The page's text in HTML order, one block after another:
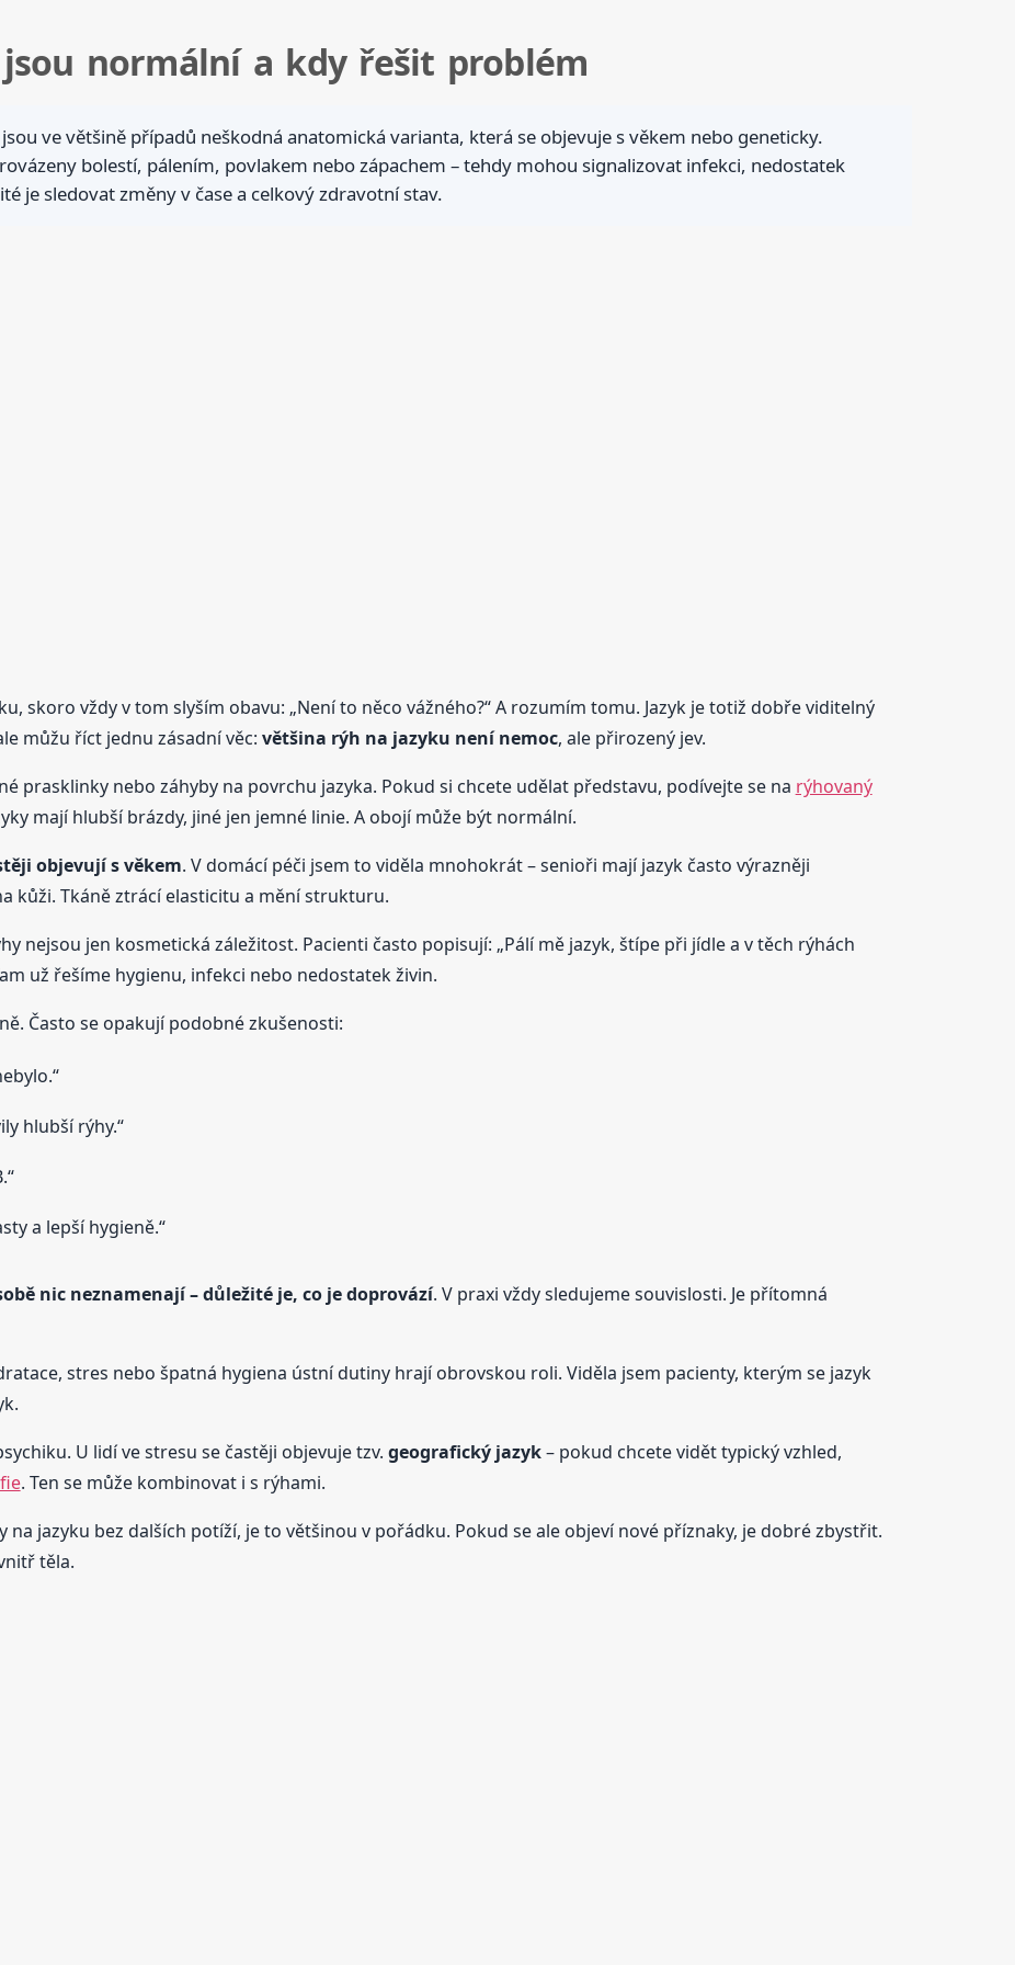
normální a kdy řešit problém
ve většině případů neškodná anatomická varianta, která se objevuje s věkem nebo geneticky.
bolestí, pálením, povlakem nebo zápachem – tehdy mohou signalizovat infekci, nedostatek
je sledovat změny v čase a celkový zdravotní stav.
skoro vždy v tom slyším obavu: „Není to něco vážného?“ A rozumím tomu. Jazyk je totiž dobře viditelný
můžu říct jednu zásadní věc: většina rýh na jazyku není nemoc, ale přirozený jev.
prasklinky nebo záhyby na povrchu jazyka. Pokud si chcete udělat představu, podívejte se na rýhovaný
mají hlubší brázdy, jiné jen jemné linie. A obojí může být normální.
objevují s věkem. V domácí péči jsem to viděla mnohokrát – senioři mají jazyk často výrazněji
kůži. Tkáně ztrácí elasticitu a mění strukturu.
nejsou jen kosmetická záležitost. Pacienti často popisují: „Pálí mě jazyk, štípe při jídle a v těch rýhách
už řešíme hygienu, infekci nebo nedostatek živin.
Často se opakují podobné zkušenosti:
hlubší rýhy.“
a lepší hygieně.“
nic neznamenají – důležité je, co je doprovází. V praxi vždy sledujeme souvislosti. Je přítomná
stres nebo špatná hygiena ústní dutiny hrají obrovskou roli. Viděla jsem pacienty, kterým se jazyk
U lidí ve stresu se častěji objevuje tzv. geografický jazyk– pokud chcete vidět typický vzhled,
. Ten se může kombinovat i s rýhami.
na jazyku bez dalších potíží, je to většinou v pořádku. Pokud se ale objeví nové příznaky, je dobré zbystřit.
těla.